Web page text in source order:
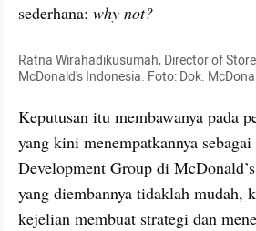
sederhana: why not?
Ratna Wirahadikusumah, Director of
McDonald's Indonesia. Foto: Dok.
Keputusan itu membawanya pada
yang kini menempatkannya
Development Group di
yang diembannya tidaklah mudah,
kejelian membuat strategi dan